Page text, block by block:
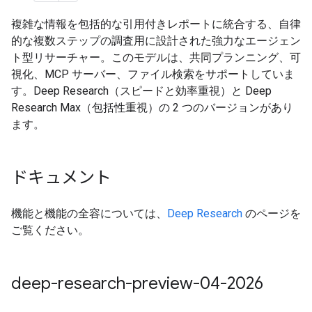
複雑な情報を包括的な引用付きレポートに統合する、自律
的な複数ステップの調査用に設計された強力なエージェン
ト型リサーチャー。このモデルは、共同プランニング、可
視化、MCP サーバー、ファイル検索をサポートしていま
す。Deep Research（スピードと効率重視）と Deep
Research Max（包括性重視）の 2 つのバージョンがあり
ます。
ドキュメント
機能と機能の全容については、 Deep Research のページを
ご覧ください。
deep-research-preview-04-2026